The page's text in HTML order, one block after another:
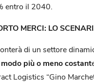
entro il 2040.
MERCI: LO
di un settore
più o meno costant
Logistics “Gino